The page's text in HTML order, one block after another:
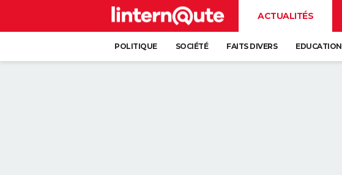
ACTUALITÉS
POLITIQUE SOCIÉTÉ FAITS DIVERS EDUCATION